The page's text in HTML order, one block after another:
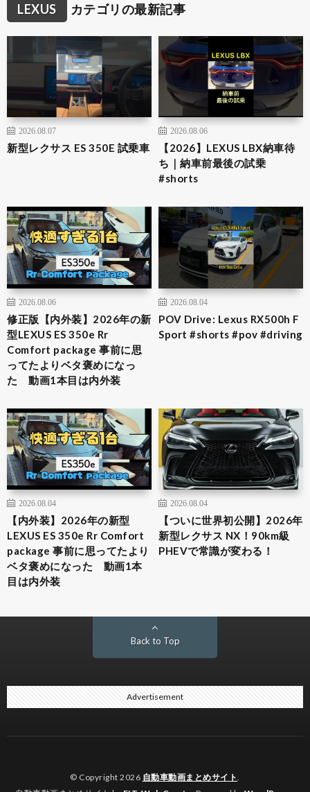
LEXUS カテゴリの最新記事
2026.08.07
新型レクサス ES 350E 試乗車
2026.08.06
【2026】LEXUS LBX納車待
ち｜納車前最後の試乗
#shorts
2026.08.06
修正版【内外装】2026年の新
型LEXUS ES 350e Rr
Comfort package 事前に思
ってたよりベタ褒めになっ
た 動画1本目は内外装
2026.08.04
POV Drive: Lexus RX500h F
Sport #shorts #pov #driving
2026.08.04
【内外装】2026年の新型
LEXUS ES 350e Rr Comfort
package 事前に思ってたより
ベタ褒めになった 動画1本
目は内外装
2026.08.04
【ついに世界初公開】2026年
新型レクサス NX！90km級
PHEVで常識が変わる！
Back to Top
Advertisement
© Copyright 2026 自動車動画まとめサイト.